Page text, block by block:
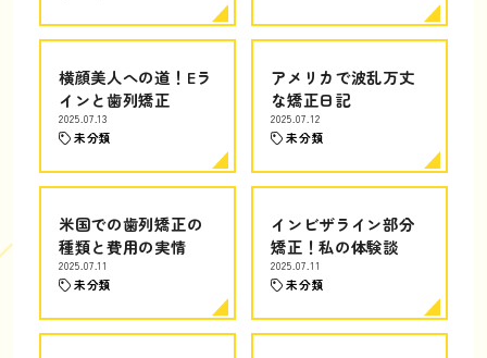
横顔美人への道！Eラ
インと歯列矯正
2025.07.13
未分類
アメリカで波乱万丈
な矯正日記
2025.07.12
未分類
米国での歯列矯正の
種類と費用の実情
2025.07.11
未分類
インビザライン部分
矯正！私の体験談
2025.07.11
未分類